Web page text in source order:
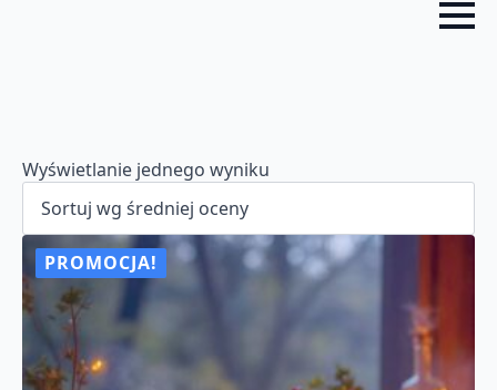
Wyświetlanie jednego wyniku
PROMOCJA!